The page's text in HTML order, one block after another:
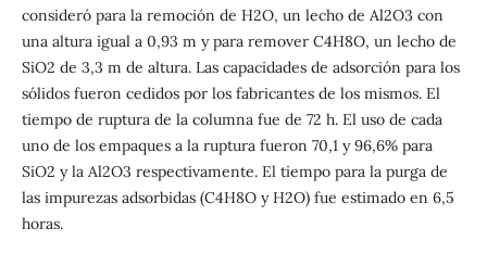
consideró para la remoción de H2O, un lecho de Al2O3 con
una altura igual a 0,93 m y para remover C4H8O, un lecho de
SiO2 de 3,3 m de altura. Las capacidades de adsorción para los
sólidos fueron cedidos por los fabricantes de los mismos. El
tiempo de ruptura de la columna fue de 72 h. El uso de cada
uno de los empaques a la ruptura fueron 70,1 y 96,6% para
SiO2 y la Al2O3 respectivamente. El tiempo para la purga de
las impurezas adsorbidas (C4H8O y H2O) fue estimado en 6,5
horas.